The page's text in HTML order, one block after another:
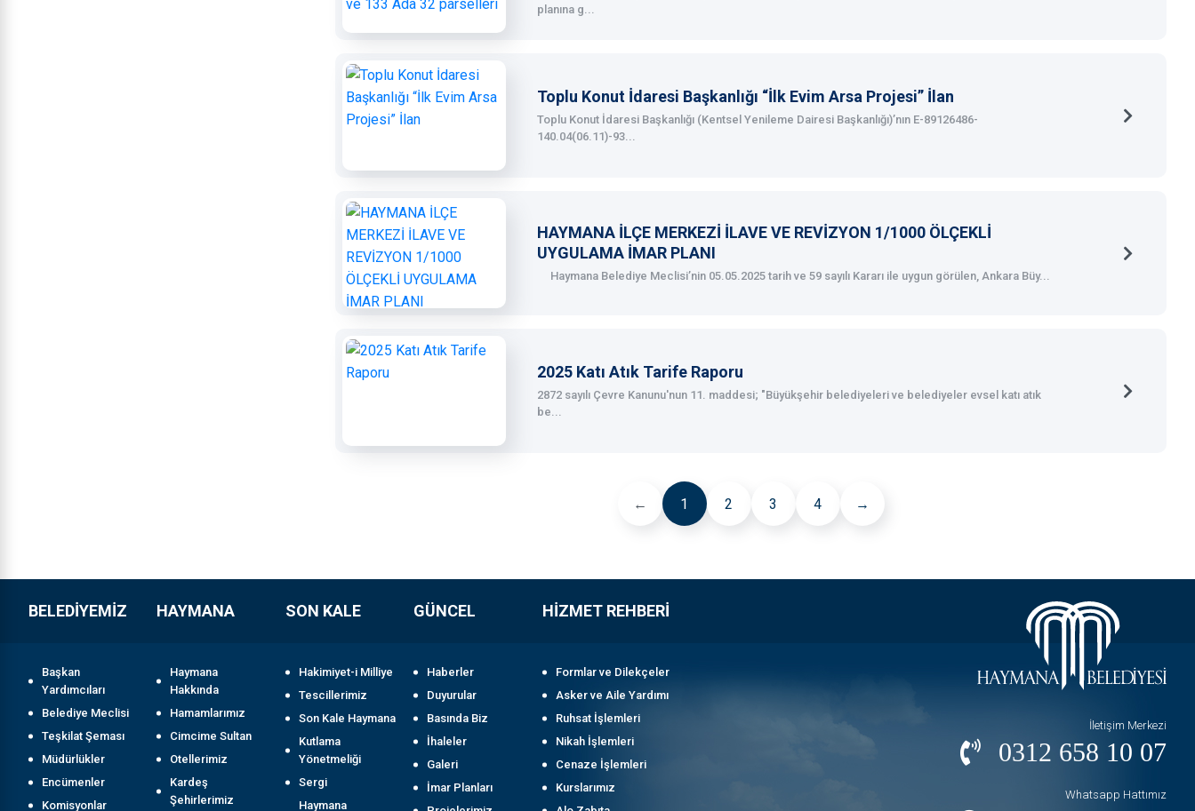
planına g...
Toplu Konut İdaresi Başkanlığı “İlk Evim Arsa Projesi” İlan
Toplu Konut İdaresi Başkanlığı (Kentsel Yenileme Dairesi Başkanlığı)’nın E-89126486-
140.04(06.11)-93...
HAYMANA İLÇE MERKEZİ İLAVE VE REVİZYON 1/1000 ÖLÇEKLİ
UYGULAMA İMAR PLANI
Haymana Belediye Meclisi’nin 05.05.2025 tarih ve 59 sayılı Kararı ile uygun görülen, Ankara Büy...
2025 Katı Atık Tarife Raporu
2872 sayılı Çevre Kanunu'nun 11. maddesi; "Büyükşehir belediyeleri ve belediyeler evsel katı atık
be...
← 1 2 3 4 →
BELEDİYEMİZ
Başkan
Yardımcıları
Belediye Meclisi
Teşkilat Şeması
Müdürlükler
Encümenler
Komisyonlar
HAYMANA
Haymana
Hakkında
Hamamlarımız
Cimcime Sultan
Otellerimiz
Kardeş
Şehirlerimiz
SON KALE
Hakimiyet-i Milliye
Tescillerimiz
Son Kale Haymana
Kutlama
Yönetmeliği
Sergi
Haymana
GÜNCEL
Haberler
Duyurular
Basında Biz
İhaleler
Galeri
İmar Planları
HİZMET REHBERİ
Formlar ve Dilekçeler
Asker ve Aile Yardımı
Ruhsat İşlemleri
Nikah İşlemleri
Cenaze İşlemleri
Kurslarımız
İletişim Merkezi
0312 658 10 07
Whatsapp Hattımız